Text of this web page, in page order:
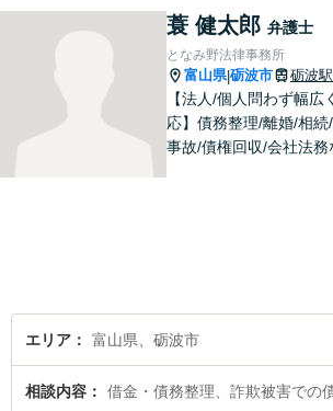
交渉などの代理人活動を
ます。顧問契約先の法律
談、個人の方の法律相
も。
蓑 健太郎 弁護士
となみ野法律事務所
富山県|砺波市 砺波駅
【法人/個人問わず幅広
応】債務整理/離婚/相続
事故/債権回収/会社法務
エリア 富山県、砺波市
相談内容 借金・債務整理、詐欺被害での